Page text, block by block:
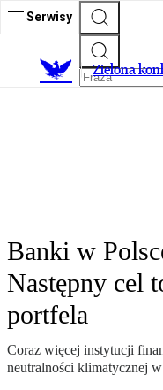
Serwisy
Zielona
Banki w
Następny cel
portfela
Coraz więcej instytucji
neutralności klimatycznej